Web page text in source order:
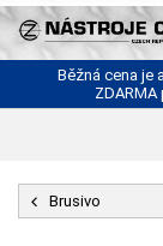
Běžná cena je
Brusivo